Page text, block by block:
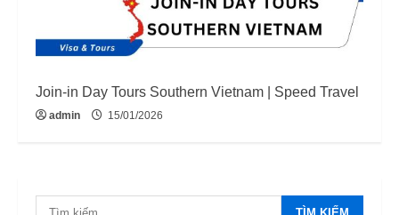
Join-in Day Tours Southern Vietnam | Speed Travel
admin 15/01/2026
Tìm